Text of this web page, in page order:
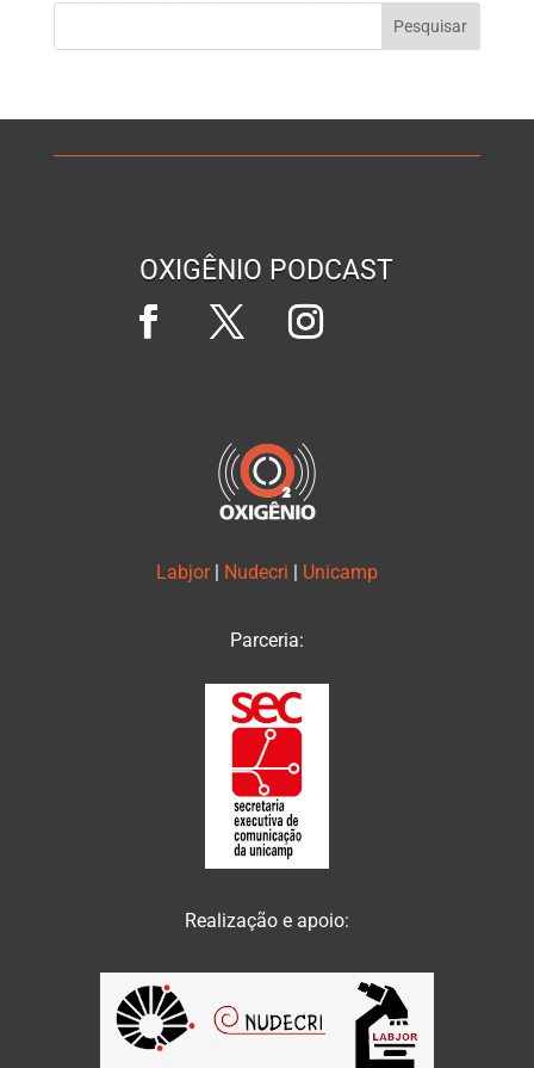
OXIGÊNIO PODCAST
Labjor | Nudecri | Unicamp
Parceria:
Realização e apoio: